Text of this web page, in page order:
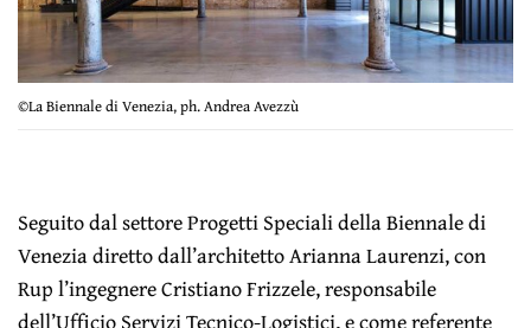
©La Biennale di Venezia, ph. Andrea Avezzù
Seguito dal settore Progetti Speciali della Biennale di
Venezia diretto dall’architetto Arianna Laurenzi, con
Rup l’ingegnere Cristiano Frizzele, responsabile